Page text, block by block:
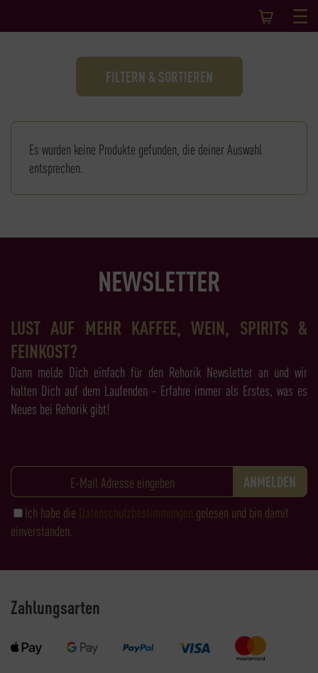
FILTERN & SORTIEREN
Es wurden keine Produkte gefunden, die deiner Auswahl
entsprechen.
NEWSLETTER
LUST AUF MEHR KAFFEE, WEIN, SPIRITS &
FEINKOST?
Dann melde Dich einfach für den Rehorik Newsletter an und wir
halten Dich auf dem Laufenden - Erfahre immer als Erstes, was es
Neues bei Rehorik gibt!
Ich habe die Datenschutzbestimmungen gelesen und bin damit
einverstanden.
Zahlungsarten